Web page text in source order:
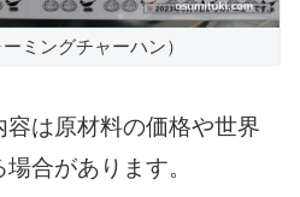
ミングチャーハン）
は原材料の価格や世界
合があります。